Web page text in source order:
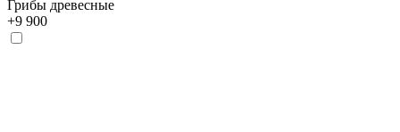
Грибы древесные
+9 900